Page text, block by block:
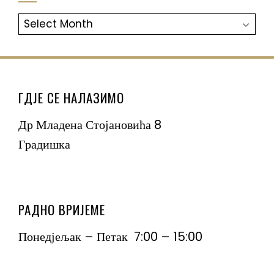
АРХИВА
ГДЈЕ СЕ НАЛАЗИМО
Др Младена Стојановића 8
Градишка
РАДНО ВРИЈЕМЕ
Понедјељак – Петак 7:00 – 15:00